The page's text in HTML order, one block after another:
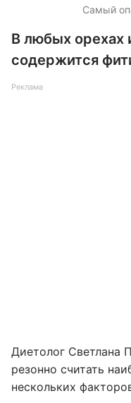
Самый
В любых орехах
содержится
Реклама
Диетолог Светлана
резонно считать
нескольких